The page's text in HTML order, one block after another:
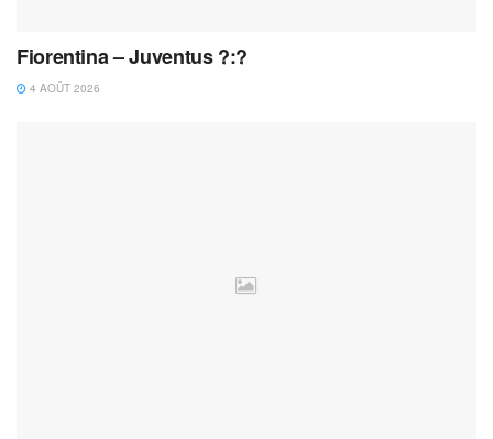
Fiorentina – Juventus ?:?
4 AOÛT 2026